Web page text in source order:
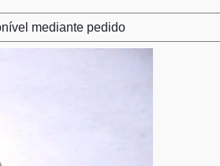
mediante pedido